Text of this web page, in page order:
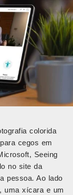
colorida
cegos em
Seeing
no site da
pessoa. Ao lado
uma xícara e um